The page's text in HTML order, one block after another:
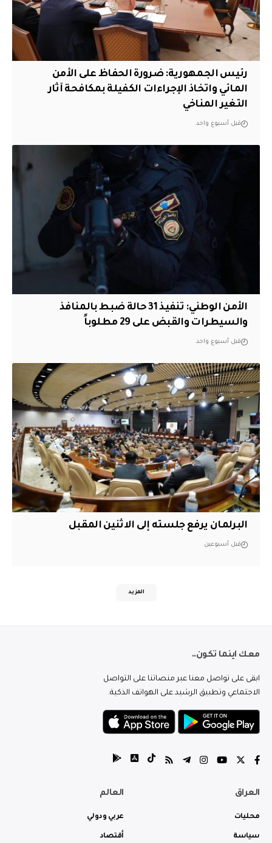
رئيس الجمهورية: ضرورة الحفاظ على الأمن
المائي واتخاذ الإجراءات الكفيلة بمكافحة آثار
التغير المناخي
قبل أسبوع واحد
الأمن الوطني: تنفيذ 31 حالة ضبط بالمنافذ
والسيطرات والقبض على 29 مطلوباً
قبل أسبوع واحد
البرلمان يرفع جلسته إلى الاثنين المقبل
قبل أسبوعين
المزيد
معك اينما تكون..
ابقى على تواصل معنا عبر منصاتنا على التواصل
الاجتماعي وتطبيق الرشيد على الهواتف الذكية.
العراق
محليات
سياسة
العالم
عربي ودولي
أقتصاد